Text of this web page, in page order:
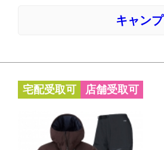
キャンプ
宅配受取可 店舗受取可